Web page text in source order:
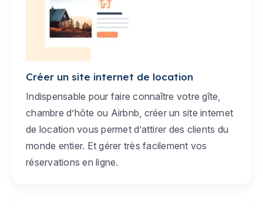
Créer un site internet de location
Indispensable pour faire connaître votre gîte,
chambre d’hôte ou Airbnb, créer un site internet
de location vous permet d’attirer des clients du
monde entier. Et gérer très facilement vos
réservations en ligne.